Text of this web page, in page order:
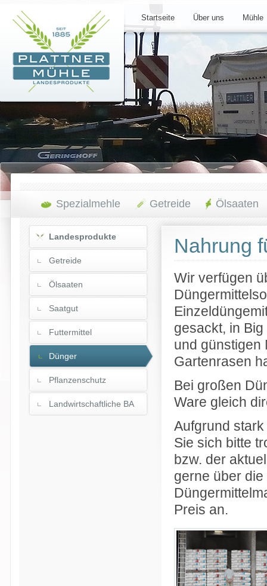
Startseite Über uns Mühle
Spezialmehle Getreide Ölsaaten
Landesprodukte
Getreide
Ölsaaten
Saatgut
Futtermittel
Dünger
Pflanzenschutz
Landwirtschaftliche BA
Nahrung
Wir verfügen
gesackt, in
und günstigen
Gartenrasen
Bei großen
Ware gleich
Aufgrund
Sie sich bitte
bzw. der
gerne über
Preis an.